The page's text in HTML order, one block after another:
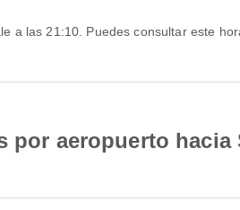
aeropuerto hacia